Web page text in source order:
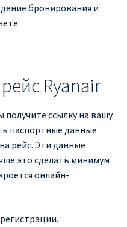
бронирования и
Ryanair
ссылку на вашу
паспортные данные
рейс. Эти данные
это сделать минимум
онлайн-